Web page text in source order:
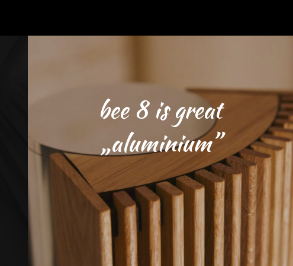
bee 8 is great
„aluminium”